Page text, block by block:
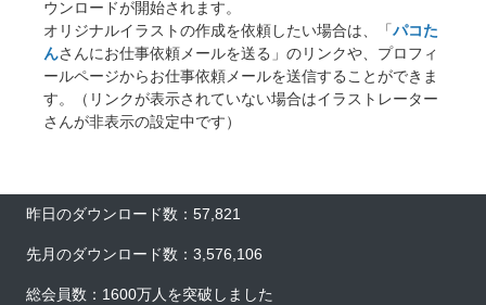
ウンロードが開始されます。
オリジナルイラストの作成を依頼したい場合は、「パコた
んさんにお仕事依頼メールを送る」のリンクや、プロフィ
ールページからお仕事依頼メールを送信することができま
す。（リンクが表示されていない場合はイラストレーター
さんが非表示の設定中です）
昨日のダウンロード数：57,821
先月のダウンロード数：3,576,106
総会員数：1600万人を突破しました